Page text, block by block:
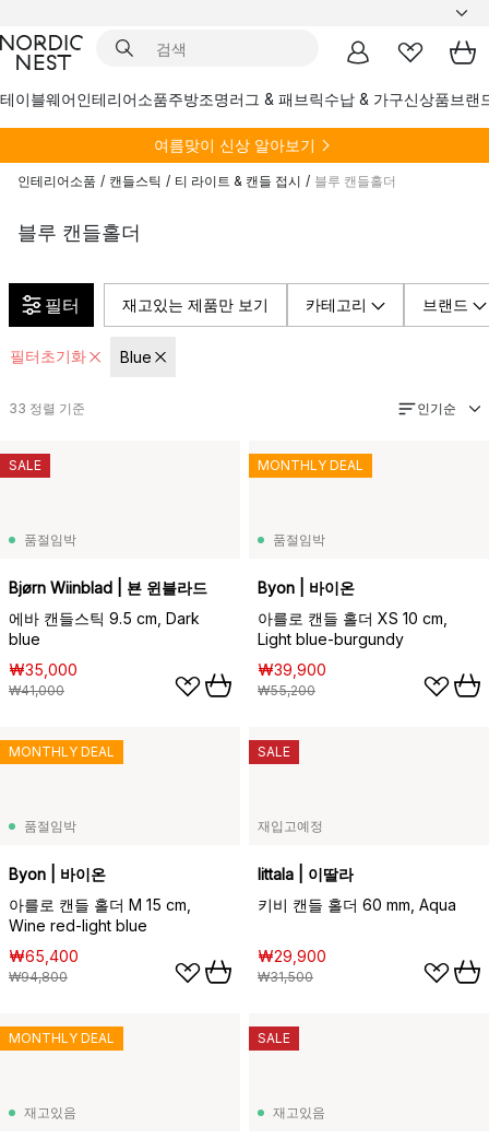
테이블웨어인테리어소품주방조명러그 & 패브릭수납 & 가구신상품브랜
여름맞이 신상 알아보기
인테리어소품 / 캔들스틱 / 티 라이트 & 캔들 접시 / 블루 캔들홀더
블루 캔들홀더
필터 재고있는 제품만 보기 카테고리 브랜드
필터초기화 Blue
33 정렬 기준 인기순
품절임박
Bjørn Wiinblad | 뵨 윈블라드
에바 캔들스틱 9.5 cm, Dark
blue
₩35,000
₩41,000
SALE
품절임박
Byon | 바이온
아를로 캔들 홀더 XS 10 cm,
Light blue-burgundy
₩39,900
₩55,200
MONTHLY DEAL
품절임박
Byon | 바이온
아를로 캔들 홀더 M 15 cm,
Wine red-light blue
₩65,400
₩94,800
MONTHLY DEAL
재입고예정
Iittala | 이딸라
키비 캔들 홀더 60 mm, Aqua
₩29,900
₩31,500
SALE
재고있음
MONTHLY DEAL
재고있음
SALE